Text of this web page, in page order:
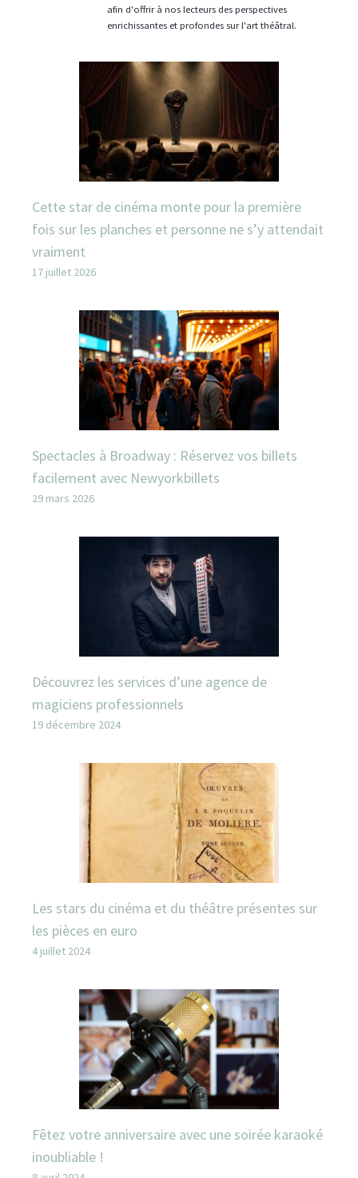
afin d'offrir à nos lecteurs des perspectives
enrichissantes et profondes sur l'art théâtral.
Cette star de cinéma monte pour la première
fois sur les planches et personne ne s’y attendait
vraiment
17 juillet 2026
Spectacles à Broadway : Réservez vos billets
facilement avec Newyorkbillets
29 mars 2026
Découvrez les services d’une agence de
magiciens professionnels
19 décembre 2024
Les stars du cinéma et du théâtre présentes sur
les pièces en euro
4 juillet 2024
Fêtez votre anniversaire avec une soirée karaoké
inoubliable !